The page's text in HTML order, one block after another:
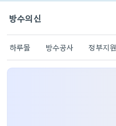
방수의신
하루몰 방수공사 정부지원